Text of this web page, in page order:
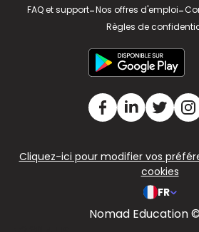
FAQ et support-Nos offres d'emploi-
Règles de
Cliquez-ici pour modifier vos
cookies
FR
Nomad Education